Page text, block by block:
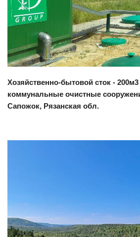
Хозяйственно-бытовой сток - 200м3
коммунальные очистные
Сапожок, Рязанская обл.
Смотреть проект